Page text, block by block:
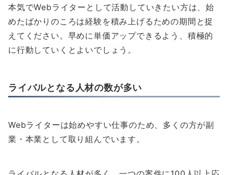
本気でWebライターとして活動していきたい方は、始
めたばかりのころは経験を積み上げるための期間と捉
えてください。早めに単価アップできるよう、積極的
に行動していくとよいでしょう。
ライバルとなる人材の数が多い
Webライターは始めやすい仕事のため、多くの方が副
業・本業として取り組んでいます。